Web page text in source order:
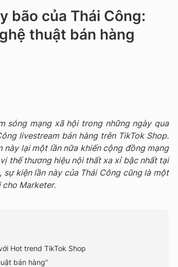
bão của Thái Công:
thuật bán hàng
sóng mạng xã hội trong những ngày qua
livestream bán hàng trên TikTok Shop.
này lại một lần nữa khiến cộng đồng mạng
thế thương hiệu nội thất xa xỉ bậc nhất tại
kiện lần này của Thái Công cũng là một
Marketer.
Hot trend TikTok Shop
bán hàng”